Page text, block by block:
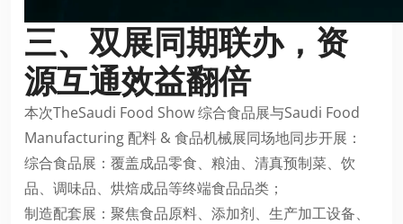
三、双展同期联办，资
源互通效益翻倍
本次TheSaudi Food Show 综合食品展与Saudi Food
Manufacturing 配料 & 食品机械展同场地同步开展：
综合食品展：覆盖成品零食、粮油、 清真预制菜、饮
品、调味品、烘焙成品等终端食品品类；
制造配套展：聚焦食品原料、添加剂、生产加工设备、